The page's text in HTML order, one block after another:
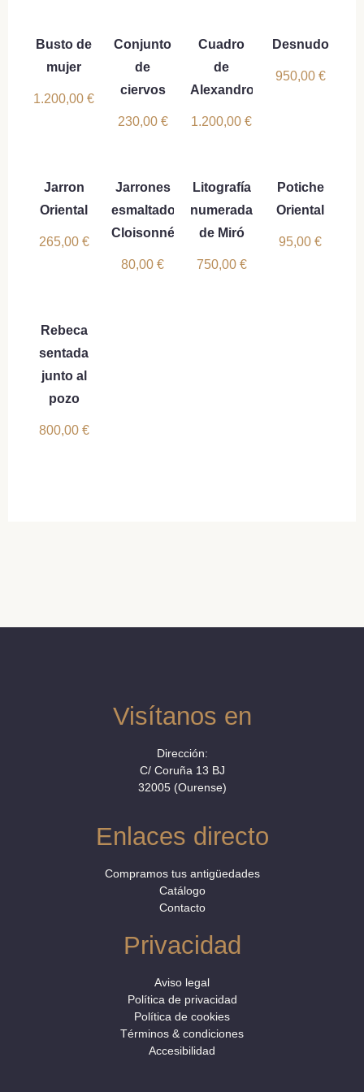
Busto de
mujer
1.200,00 €
Conjunto
de
ciervos
230,00 €
Cuadro
de
Alexandro
1.200,00 €
Desnudo
950,00 €
Jarron
Oriental
265,00 €
Jarrones
esmaltados
Cloisonné
80,00 €
Litografía
numerada
de Miró
750,00 €
Potiche
Oriental
95,00 €
Rebeca
sentada
junto al
pozo
800,00 €
Visítanos en
Dirección:
C/ Coruña 13 BJ
32005 (Ourense)
Enlaces directo
Compramos tus antigüedades
Catálogo
Contacto
Privacidad
Aviso legal
Política de privacidad
Política de cookies
Términos & condiciones
Accesibilidad